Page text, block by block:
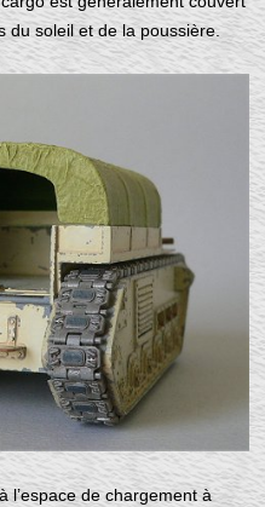
du soleil et de la poussière.
l’espace de chargement à